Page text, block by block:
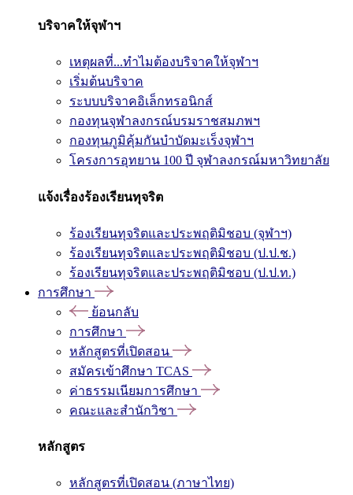
บริจาคให้จุฬาฯ
เหตุผลที่...ทำไมต้องบริจาคให้จุฬาฯ
เริ่มต้นบริจาค
ระบบบริจาคอิเล็กทรอนิกส์
กองทุนจุฬาลงกรณ์บรมราชสมภพฯ
กองทุนภูมิคุ้มกันบำบัดมะเร็งจุฬาฯ
โครงการอุทยาน 100 ปี จุฬาลงกรณ์มหาวิทยาลัย
แจ้งเรื่องร้องเรียนทุจริต
ร้องเรียนทุจริตและประพฤติมิชอบ (จุฬาฯ)
ร้องเรียนทุจริตและประพฤติมิชอบ (ป.ป.ช.)
ร้องเรียนทุจริตและประพฤติมิชอบ (ป.ป.ท.)
การศึกษา
ย้อนกลับ
การศึกษา
หลักสูตรที่เปิดสอน
สมัครเข้าศึกษา TCAS
ค่าธรรมเนียมการศึกษา
คณะและสำนักวิชา
หลักสูตร
หลักสูตรที่เปิดสอน (ภาษาไทย)